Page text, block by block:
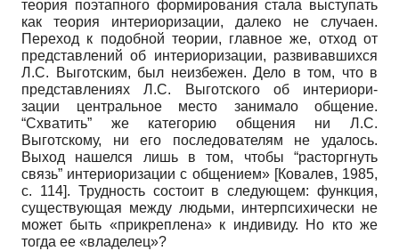
теория поэтапного формирования стала выступать
как теория интериоризации, далеко не случаен.
Переход к подобной теории, главное же, отход от
представлений об интериоризации, развивавшихся
Л.С. Выготским, был неизбежен. Дело в том, что в
представлениях Л.С. Выготского об интериори-
зации центральное место занимало общение.
“Схватить” же категорию общения ни Л.С.
Выготскому, ни его последователям не удалось.
Выход нашелся лишь в том, чтобы “расторгнуть
связь” интериоризации с общением» [Ковалев, 1985,
с. 114]. Трудность состоит в следующем: функция,
существующая между людьми, интер­психически не
может быть «прикреплена» к индивиду. Но кто же
тогда ее «владелец»?